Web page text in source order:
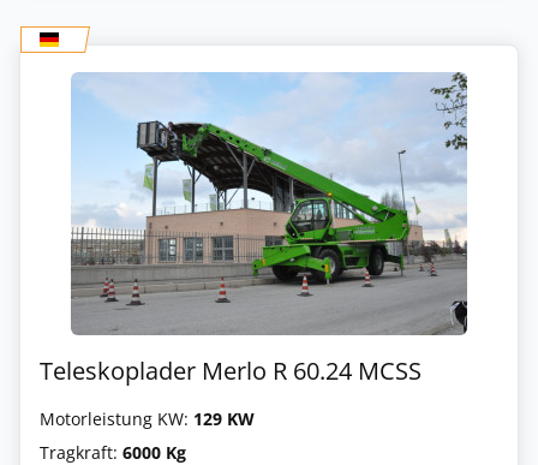
Teleskoplader Merlo R 60.24 MCSS
Motorleistung KW: 129 KW
Tragkraft: 6000 Kg